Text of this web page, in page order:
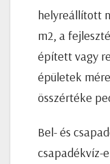
helyreállított
m2, a
épített vagy
épületek
összértéke
Bel- és
csapadékvíz-